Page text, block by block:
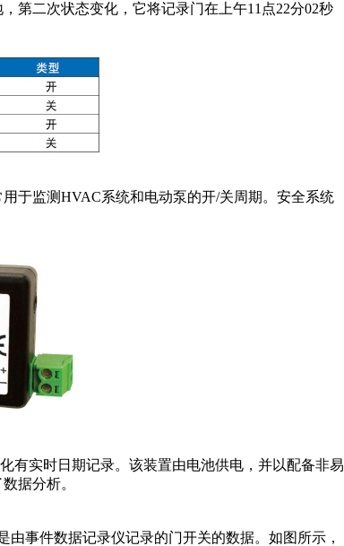
第二次状态变化，它将记录门在上午11点22分02秒
于监测HVAC系统和电动泵的开/关周期。安全系统
有实时日期记录。该装置由电池供电，并以配备非易
据分析。
事件数据记录仪记录的门开关的数据。如图所示，